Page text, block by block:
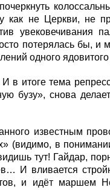
как не Церкви, не
увековечивания
потерялась бы,
одного
в итоге тема
бузу», снова
известным
(видимо, в
тут! Гайдар,
И вливается
и идёт маршем